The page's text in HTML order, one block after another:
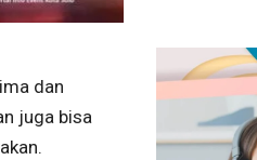
dan
juga bisa